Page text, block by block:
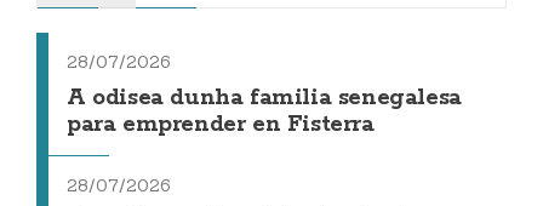
28/07/2026
A odisea dunha familia senegalesa
para emprender en Fisterra
28/07/2026